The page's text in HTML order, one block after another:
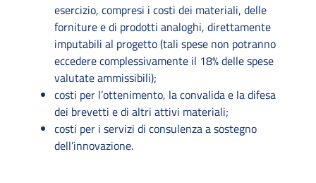
esercizio, compresi i costi dei materiali, delle
forniture e di prodotti analoghi, direttamente
imputabili al progetto (tali spese non potranno
eccedere complessivamente il 18% delle spese
valutate ammissibili);
costi per l’ottenimento, la convalida e la difesa
dei brevetti e di altri attivi materiali;
costi per i servizi di consulenza a sostegno
dell’innovazione.